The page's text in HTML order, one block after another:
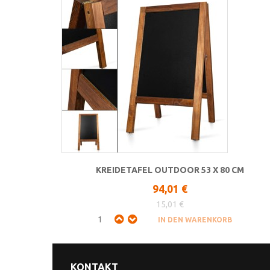
KREIDETAFEL OUTDOOR 53 X 80 CM
94,01 €
15,01 €
KONTAKT